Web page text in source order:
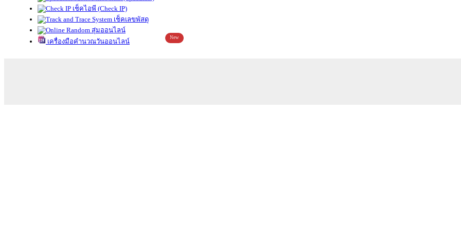
เช็คไอพี (Check IP)
เช็คเลขพัสดุ
สุ่มออนไลน์
เครื่องมือคำนวณวันออนไลน์
New